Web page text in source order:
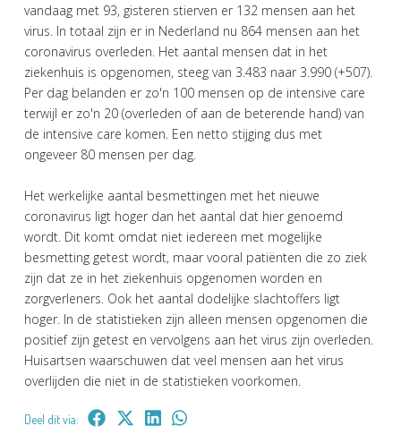
vandaag met 93, gisteren stierven er 132 mensen aan het
virus. In totaal zijn er in Nederland nu 864 mensen aan het
coronavirus overleden. Het aantal mensen dat in het
ziekenhuis is opgenomen, steeg van 3.483 naar 3.990 (+507).
Per dag belanden er zo'n 100 mensen op de intensive care
terwijl er zo'n 20 (overleden of aan de beterende hand) van
de intensive care komen. Een netto stijging dus met
ongeveer 80 mensen per dag.
Het werkelijke aantal besmettingen met het nieuwe
coronavirus ligt hoger dan het aantal dat hier genoemd
wordt. Dit komt omdat niet iedereen met mogelijke
besmetting getest wordt, maar vooral patiënten die zo ziek
zijn dat ze in het ziekenhuis opgenomen worden en
zorgverleners. Ook het aantal dodelijke slachtoffers ligt
hoger. In de statistieken zijn alleen mensen opgenomen die
positief zijn getest en vervolgens aan het virus zijn overleden.
Huisartsen waarschuwen dat veel mensen aan het virus
overlijden die niet in de statistieken voorkomen.
Deel dit via: